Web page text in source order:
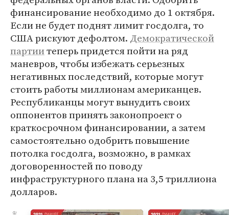
финансирование необходимо до 1 октября.
Если не будет поднят лимит госдолга, то
США рискуют дефолтом. Демократической
партиитеперь придется пойти на ряд
маневров, чтобы избежать серьезных
негативных последствий, которые могут
стоить работы миллионам американцев.
Республиканцы могут вынудить своих
оппонентов принять законопроект о
краткосрочном финансировании, а затем
самостоятельно одобрить повышение
потолка госдолга, возможно, в рамках
договоренностей по поводу
инфраструктурного плана на 3,5 триллиона
долларов.